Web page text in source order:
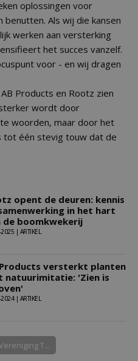
oplossingen voor
benutten. Als wij die kansen
werken aan versterking
het succes vanzelf.
voor - en wij dragen
Products en Rootz zien
wordt door
woorden, maar door het
tot één stevig touw dat de
opent de deuren: kennis
in het hart
de boomkwekerij
| ARTIKEL
versterkt planten
natuurimitatie: 'Zien is
| ARTIKEL
T...